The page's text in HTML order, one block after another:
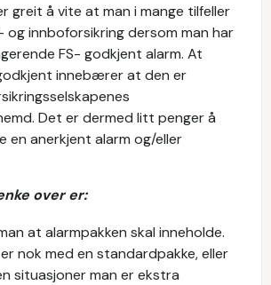
greit å vite at man i mange tilfeller
og innboforsikring dersom man har
FS- godkjent alarm. At
innebærer at den er
Det er dermed litt penger å
en anerkjent alarm og/eller
over er:
at alarmpakken skal inneholde.
nok med en standardpakke, eller
situasjoner man er ekstra